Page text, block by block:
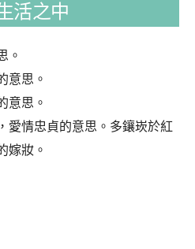
活之中
。
意思。
意思。
愛情忠貞的意思。多鑲崁於紅
嫁妝。